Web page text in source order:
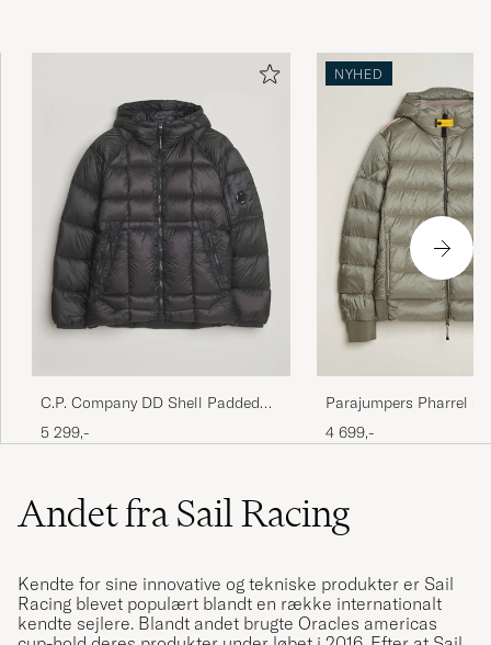
C.P. Company DD Shell Padded
Hood Jacket Black
5 299,-
NYHED
Parajumpers Pharrel
Hooded Jacket Mid
4 699,-
Andet fra Sail Racing
Kendte for sine innovative og tekniske produkter er Sail
Racing blevet populært blandt en række internationalt
kendte sejlere. Blandt andet brugte Oracles americas